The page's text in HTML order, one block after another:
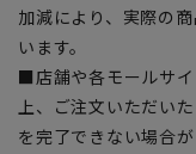
加減により、実際の
います。
■店舗や各モールサ
上、ご注文いただい
を完了できない場合